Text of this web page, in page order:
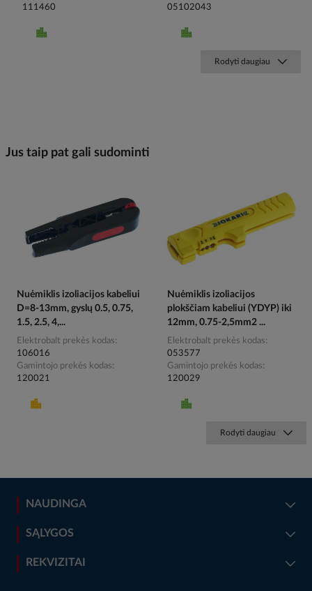
111460
05102043
Rodyti daugiau
Jus taip pat gali sudominti
Nuėmiklis izoliacijos kabeliui
D=8-13mm, gyslų 0.5, 0.75,
1.5, 2.5, 4,...
Elektrobalt prekės kodas
106016
Gamintojo prekės kodas
120021
Nuėmiklis izoliacijos
plokščiam kabeliui (YDYP) iki
12mm, 0.75-2,5mm2 ...
Elektrobalt prekės kodas
053577
Gamintojo prekės kodas
120029
Rodyti daugiau
NAUDINGA
SĄLYGOS
REKVIZITAI